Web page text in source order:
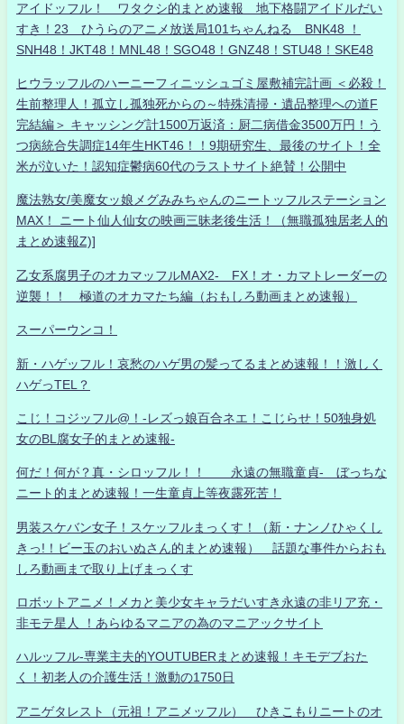
アイドッフル！ ワタクシ的まとめ速報 地下格闘アイドルだい
すき！23 ひうらのアニメ放送局101ちゃんねる BNK48 ！
SNH48！JKT48！MNL48！SGO48！GNZ48！STU48！SKE48
ヒウラッフルのハーニーフィニッシュゴミ屋敷補完計画 ＜必殺！
生前整理人！孤立し孤独死からの～特殊清掃・遺品整理への道F
完結編＞ キャッシング計1500万返済：厨二病借金3500万円！う
つ病統合失調症14年生HKT46！！9期研究生、最後のサイト！全
米が泣いた！認知症鬱病60代のラストサイト絶賛！公開中
魔法熟女/美魔女ッ娘メグみみちゃんのニートッフルステーション
MAX！ ニート仙人仙女の映画三昧老後生活！（無職孤独居老人的
まとめ速報Z)]
乙女系腐男子のオカマッフルMAX2- FX！オ・カマトレーダーの
逆襲！！ 極道のオカマたち編（おもしろ動画まとめ速報）
スーパーウンコ！
新・ハゲッフル！哀愁のハゲ男の髪ってるまとめ速報！！激しく
ハゲっTEL？
こじ！コジッフル@！-レズっ娘百合ネエ！こじらせ！50独身処
女のBL腐女子的まとめ速報-
何だ！何が？真・シロッフル！！ 永遠の無職童貞- ぼっちな
ニート的まとめ速報！一生童貞上等夜露死苦！
男装スケバン女子！スケッフルまっくす！（新・ナンノひゃくし
きっ!！ビー玉のおいぬさん的まとめ速報） 話題な事件からおも
しろ動画まで取り上げまっくす
ロボットアニメ！メカと美少女キャラだいすき永遠の非リア充・
非モテ星人 ！あらゆるマニアの為のマニアックサイト
ハルッフル-専業主夫的YOUTUBERまとめ速報！キモデブおた
く！初老人の介護生活！激動の1750日
アニゲタレスト（元祖！アニメッフル） ひきこもりニートのオ